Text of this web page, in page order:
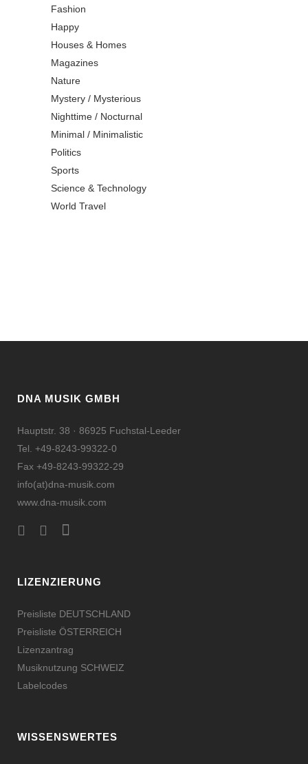
Fashion
Happy
Houses & Homes
Magazines
Nature
Mystery / Mysterious
Nighttime / Nocturnal
Minimal / Minimalistic
Politics
Sports
Science & Technology
World Travel
DNA MUSIK GMBH
Hauptstr. 38 · 86925 Fuchstal-Leeder
Tel. +49-8243-99322-0
Fax +49-8243-99322-29
info(at)dna-musik.com
www.dna-musik.com
LIZENZIERUNG
Preisliste DEUTSCHLAND
Preisliste ÖSTERREICH
Lizenzantrag
Musiknutzung SCHWEIZ
Labelcodes
WISSENSWERTES